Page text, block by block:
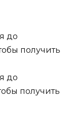
до
получить
до
получить